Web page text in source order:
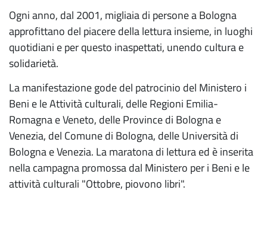
Ogni anno, dal 2001, migliaia di persone a Bologna
approfittano del piacere della lettura insieme, in luoghi
quotidiani e per questo inaspettati, unendo cultura e
solidarietà.
La manifestazione gode del patrocinio del Ministero i
Beni e le Attività culturali, delle Regioni Emilia-
Romagna e Veneto, delle Province di Bologna e
Venezia, del Comune di Bologna, delle Università di
Bologna e Venezia. La maratona di lettura ed è inserita
nella campagna promossa dal Ministero per i Beni e le
attività culturali "Ottobre, piovono libri".